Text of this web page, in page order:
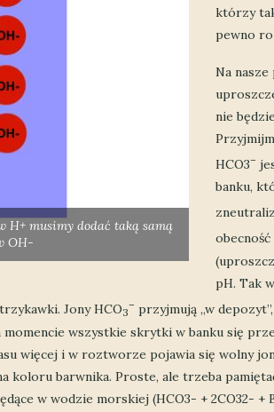
musimy dodać taką samą
OH-
którzy
pewno
Na
nie
HCO3–
banku,
obecność
pH. Tak
Jony HCO3
– przyjmują „w
wszystkie skrytki w banku się
więcej i w roztworze pojawia się wolny
koloru barwnika. Proste, ale trzeba
w wodzie morskiej (HCO3- + 2CO32- +